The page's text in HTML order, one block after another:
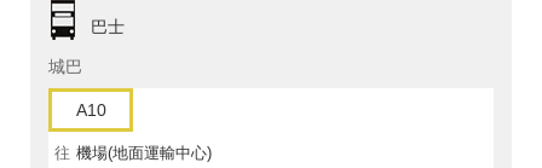
巴士
城巴
A10
往 機場(地面運輸中心)